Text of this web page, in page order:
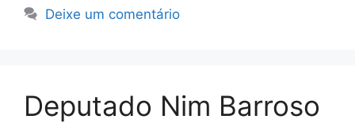
Deixe um comentário
Deputado Nim Barroso